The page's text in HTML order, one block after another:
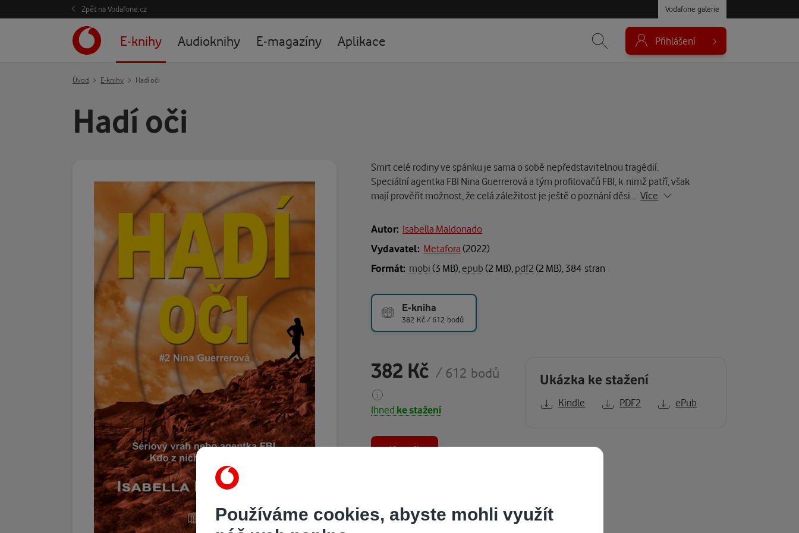
Zpět na Vodafone.cz Vodafone galerie
E-knihy Audioknihy E-magazíny Aplikace Přihlášení
Úvod E-knihy Hadí oči
Hadí oči
Smrt celé rodiny ve spánku je sama o sobě nepředstavitelnou tragédií.
Speciální agentka FBI Nina Guerrerová a tým profilovačů FBI, k nimž patří, však
mají prověřit možnost, že celá záležitost je ještě o poznání děsi…Více
Autor: Isabella Maldonado
Vydavatel: Metafora(2022)
Formát: mobi(3 MB), epub(2 MB), pdf2(2 MB), 384 stran
E-kniha
382 Kč / 612 bodů
382 Kč / 612 bodů
Ihned ke stažení
Koupit
Ukázka ke stažení
Kindle PDF2 ePub
Používáme cookies, abyste mohli využít